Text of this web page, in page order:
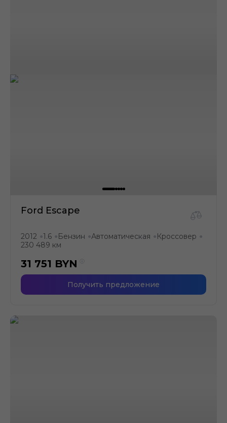
Ford Escape
2012 ●1.6 ● Бензин ●Автоматическая ● Кроссовер ●
230 489 км
31 751 BYN
Получить предложение